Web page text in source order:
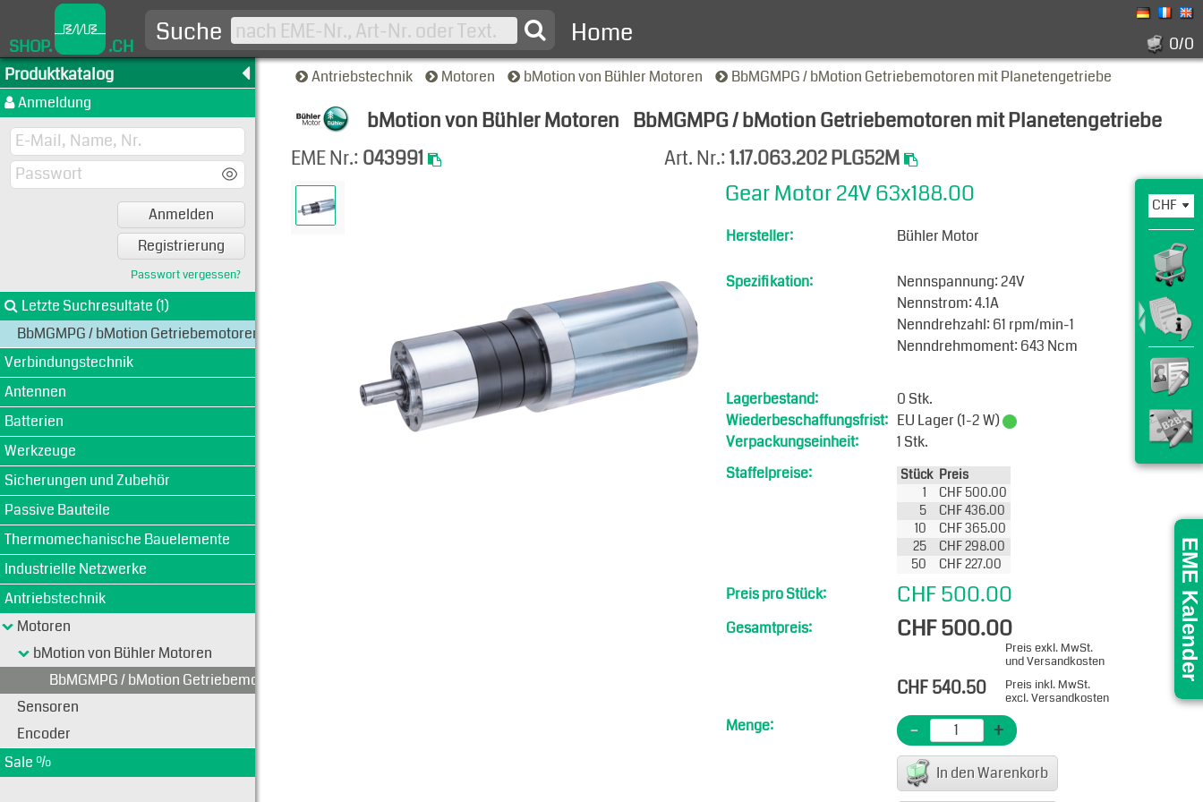
EME Kalender
SHOP. .CH Suche Home
0/0
Produktkatalog
Anmeldung
Anmelden
Registrierung
Passwort vergessen?
Letzte Suchresultate (1)
BbMGMPG / bMotion Getriebemotoren mit Planetengetriebe
Verbindungstechnik
Antennen
Batterien
Werkzeuge
Sicherungen und Zubehör
Passive Bauteile
Thermomechanische Bauelemente
Industrielle Netzwerke
Antriebstechnik
Motoren
bMotion von Bühler Motoren
BbMGMPG / bMotion Getriebemotoren mit Planetengetriebe
Sensoren
Encoder
Sale %
Antriebstechnik Motoren bMotion von Bühler Motoren BbMGMPG / bMotion Getriebemotoren mit Planetengetriebe
bMotion von Bühler Motoren BbMGMPG / bMotion Getriebemotoren mit Planetengetriebe
Produkt-Ansicht
EME Nr.: 043991 Art. Nr.:1.17.063.202 PLG52M
Gear Motor 24V 63x188.00
Hersteller: Bühler Motor
Spezifikation:
Nennspannung: 24V
Nennstrom: 4.1A
Nenndrehzahl: 61 rpm/min-1
Nenndrehmoment: 643 Ncm
Lagerbestand:
Wiederbeschaffungsfrist:
Verpackungseinheit:
0 Stk.
EU Lager (1-2 W)
1 Stk.
Staffelpreise:
Stück Preis
1
CHF 500.00
5
CHF 436.00
10
CHF 365.00
25
CHF 298.00
50
CHF 227.00
Preis pro Stück: CHF 500.00
Gesamtpreis: CHF 500.00
Preis exkl. MwSt.
und Versandkosten
CHF 540.50
Preis inkl. MwSt.
excl. Versandkosten
Menge: - +
In den Warenkorb